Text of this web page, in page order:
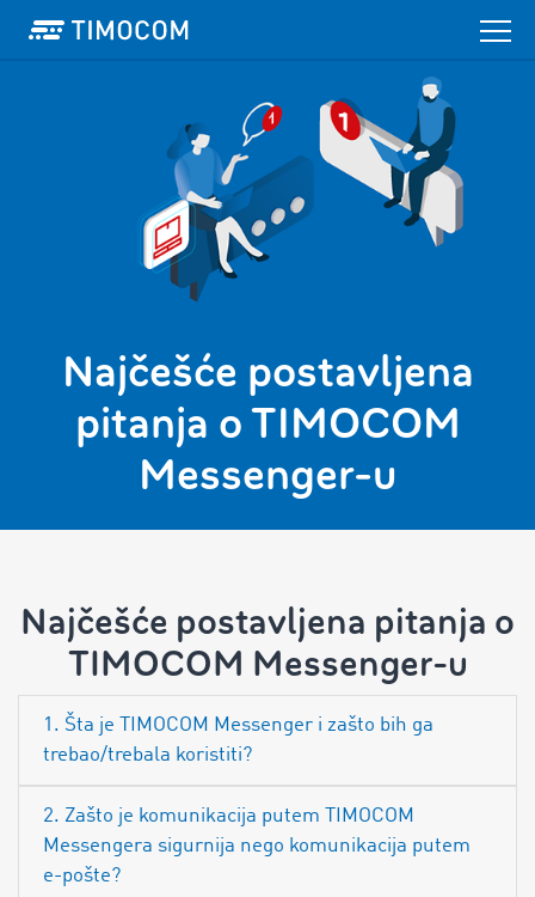
Najčešće postavljena
pitanja o TIMOCOM
Messenger-u
Najčešće postavljena pitanja o
TIMOCOM Messenger-u
1. Šta je TIMOCOM Messenger i zašto bih ga
trebao/trebala koristiti?
2. Zašto je komunikacija putem TIMOCOM
Messengera sigurnija nego komunikacija putem
e-pošte?